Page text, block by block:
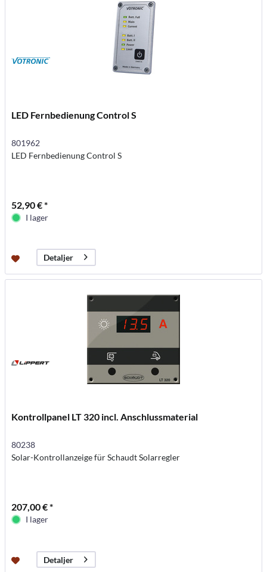
LED Fernbedienung Control S
801962
LED Fernbedienung Control S
52,90 € *
I lager
Detaljer
Kontrollpanel LT 320 incl. Anschlussmaterial
80238
Solar-Kontrollanzeige für Schaudt Solarregler
207,00 € *
I lager
Detaljer